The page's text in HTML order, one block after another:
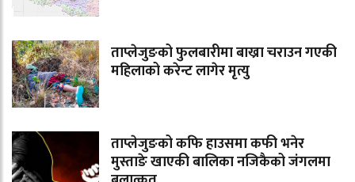
ताप्लेजुङको फुलबारीमा बाख्रा चराउन गएकी
महिलाको करेन्ट लागेर मृत्यु
ताप्लेजुङको कफि हाउसमा कफी भनेर
मुस्ताङे खाएकी बालिका नजिकैको जंगलमा